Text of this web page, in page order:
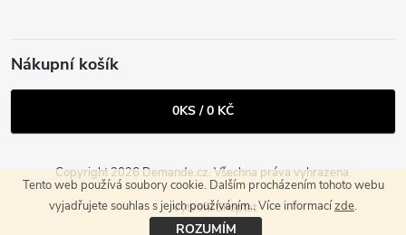
Tento web používá soubory cookie. Dalším procházením tohoto webu
vyjadřujete souhlas s jejich používáním.. Více informacízde.
ROZUMÍM
Nákupní košík
0KS /0 KČ
Vytvořil Shoptet
Copyright 2026 Demande.cz. Všechna práva vyhrazena.